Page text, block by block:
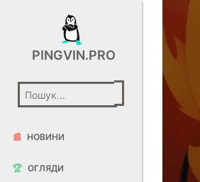
PINGVIN.PRO
📰 НОВИНИ
🏆 ОГЛЯДИ